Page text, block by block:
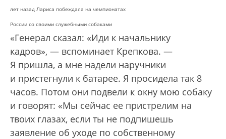
лет назад Лариса побеждала на чемпионатах
России со своими служебными собаками
«Генерал сказал: «Иди к начальнику
кадров», — вспоминает Крепкова. —
Я пришла, а мне надели наручники
и пристегнули к батарее. Я просидела так 8
часов. Потом они подвели к окну мою собаку
и говорят: «Мы сейчас ее пристрелим на
твоих глазах, если ты не подпишешь
заявление об уходе по собственному